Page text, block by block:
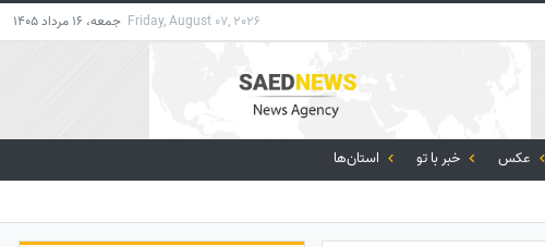
Friday, August 07, 2026 جمعه، 16 مرداد 1405
عکس خبر با تو
استان‌ها